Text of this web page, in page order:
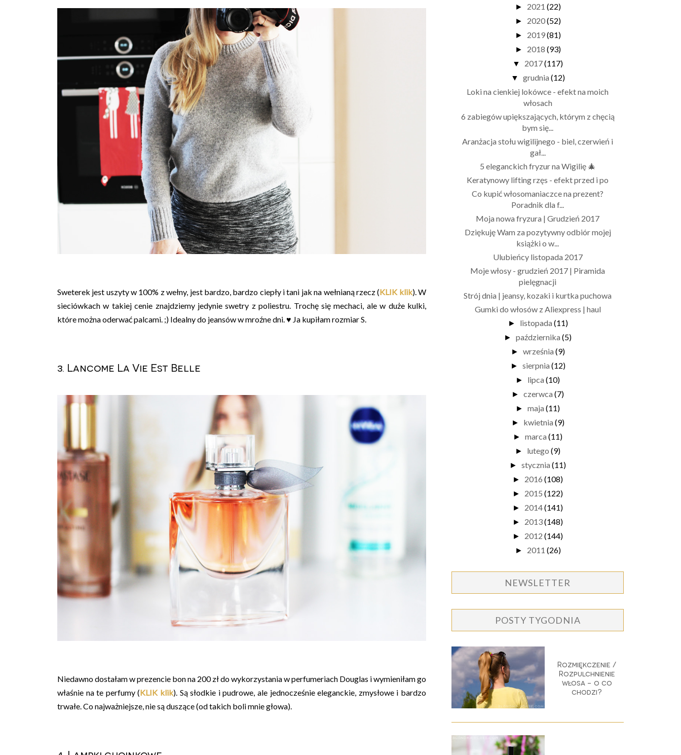
Sweterek jest uszyty w 100% z wełny, jest bardzo, bardzo ciepły i tani jak na wełnianą rzecz (KLIK klik). W
sieciówkach w takiej cenie znajdziemy jedynie swetry z poliestru. Trochę się mechaci, ale w duże kulki,
które można oderwać palcami. ;) Idealny do jeansów w mroźne dni. ♥ Ja kupiłam rozmiar S.
3. Lancome La Vie Est Belle
Niedawno dostałam w prezencie bon na 200 zł do wykorzystania w perfumeriach Douglas i wymieniłam go
właśnie na te perfumy (KLIK klik). Są słodkie i pudrowe, ale jednocześnie eleganckie, zmysłowe i bardzo
trwałe. Co najważniejsze, nie są duszące (od takich boli mnie głowa).
► 2021 (22)
► 2020(52)
► 2019(81)
► 2018 (93)
▼ 2017(117)
▼ grudnia (12)
Loki na cienkiej lokówce - efekt na moich
włosach
6 zabiegów upiększających, którym z chęcią
bym się...
Aranżacja stołu wigilijnego - biel, czerwień i
gał...
5 eleganckich fryzur na Wigilię 🎄
Keratynowy lifting rzęs - efekt przed i po
Co kupić włosomaniaczce na prezent?
Poradnik dla f...
Moja nowa fryzura | Grudzień 2017
Dziękuję Wam za pozytywny odbiór mojej
książki o w...
Ulubieńcy listopada 2017
Moje włosy - grudzień 2017 | Piramida
pielęgnacji
Strój dnia | jeansy, kozaki i kurtka puchowa
Gumki do włosów z Aliexpress | haul
► listopada (11)
► października (5)
► września (9)
► sierpnia (12)
► lipca (10)
► czerwca (7)
► maja (11)
► kwietnia (9)
► marca (11)
► lutego (9)
► stycznia (11)
► 2016 (108)
► 2015 (122)
► 2014(141)
► 2013(148)
► 2012 (144)
► 2011 (26)
NEWSLETTER
POSTY TYGODNIA
Rozmiękczenie /
Rozpulchnienie
włosa - o co
chodzi?